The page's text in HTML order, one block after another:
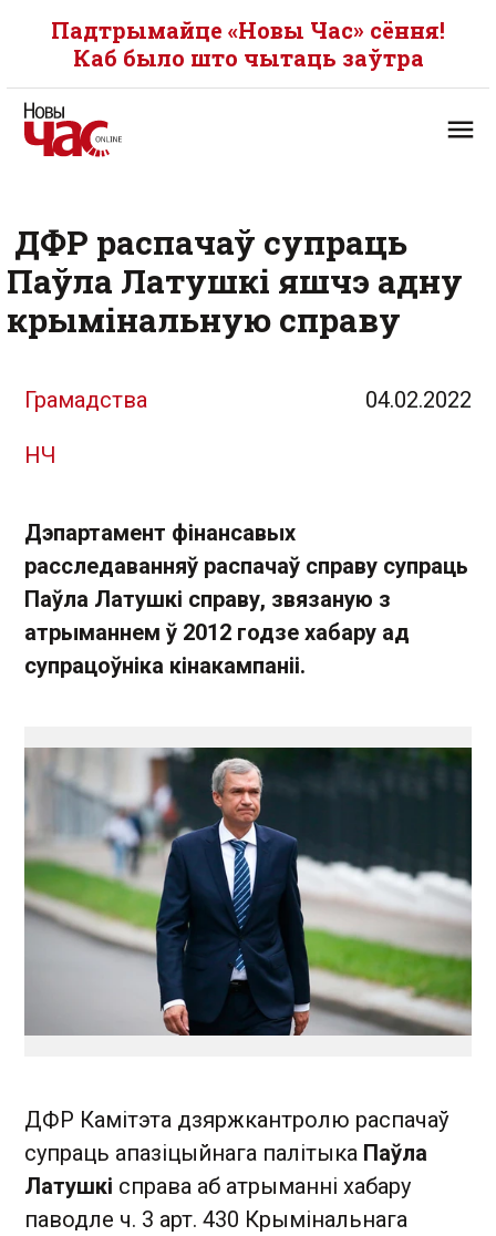
Падтрымайце «Новы Час» сёння!
Каб было што чытаць заўтра
ДФР распачаў супраць
Паўла Латушкі яшчэ адну
крымінальную справу
Грамадства 04.02.2022
НЧ
Дэпартамент фінансавых
расследаванняў распачаў справу супраць
Паўла Латушкі справу, звязаную з
атрыманнем ў 2012 годзе хабару ад
супрацоўніка кінакампаніі.
ДФР Камітэта дзяржкантролю распачаў
супраць апазіцыйнага палітыка Паўла
Латушкі справа аб атрыманні хабару
паводле ч. 3 арт. 430 Крымінальнага